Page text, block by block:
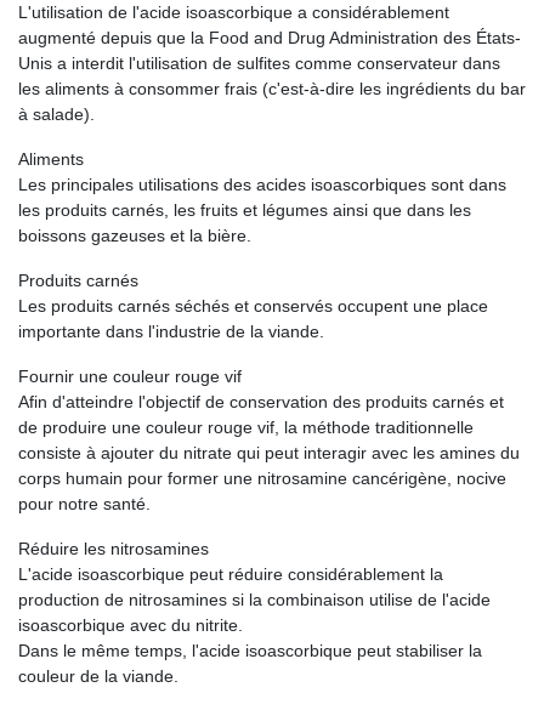
L'utilisation de l'acide isoascorbique a considérablement
augmenté depuis que la Food and Drug Administration des États-
Unis a interdit l'utilisation de sulfites comme conservateur dans
les aliments à consommer frais (c'est-à-dire les ingrédients du bar
à salade).
Aliments
Les principales utilisations des acides isoascorbiques sont dans
les produits carnés, les fruits et légumes ainsi que dans les
boissons gazeuses et la bière.
Produits carnés
Les produits carnés séchés et conservés occupent une place
importante dans l'industrie de la viande.
Fournir une couleur rouge vif
Afin d'atteindre l'objectif de conservation des produits carnés et
de produire une couleur rouge vif, la méthode traditionnelle
consiste à ajouter du nitrate qui peut interagir avec les amines du
corps humain pour former une nitrosamine cancérigène, nocive
pour notre santé.
Réduire les nitrosamines
L'acide isoascorbique peut réduire considérablement la
production de nitrosamines si la combinaison utilise de l'acide
isoascorbique avec du nitrite.
Dans le même temps, l'acide isoascorbique peut stabiliser la
couleur de la viande.